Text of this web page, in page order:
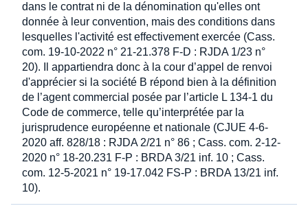
dans le contrat ni de la dénomination qu'elles ont
donnée à leur convention, mais des conditions dans
lesquelles l'activité est effectivement exercée (Cass.
com. 19-10-2022 n° 21-21.378 F-D : RJDA 1/23 n°
20). Il appartiendra donc à la cour d’appel de renvoi
d'apprécier si la société B répond bien à la définition
de l’agent commercial posée par l’article L 134-1 du
Code de commerce, telle qu’interprétée par la
jurisprudence européenne et nationale (CJUE 4-6-
2020 aff. 828/18 : RJDA 2/21 n° 86 ; Cass. com. 2-12-
2020 n° 18-20.231 F-P : BRDA 3/21 inf. 10 ; Cass.
com. 12-5-2021 n° 19-17.042 FS-P : BRDA 13/21 inf.
10).